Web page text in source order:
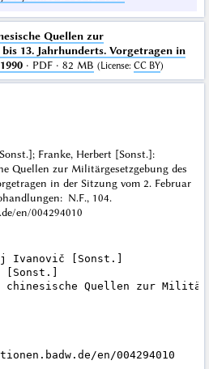
Quellen zur
13. Jahrhunderts. Vorgetragen in
· PDF · 82 MB (License: CC BY)
Franke, Herbert [Sonst.]:
Quellen zur Militärgesetzgebung des
in der Sitzung vom 2. Februar
N.F., 104.
en/004294010
Ivanovič [Sonst.]
[Sonst.]
chinesische Quellen zur
en/004294010